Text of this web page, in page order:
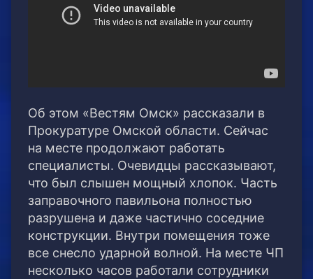
Об этом «Вестям Омск» рассказали в
Прокуратуре Омской области. Сейчас
на месте продолжают работать
специалисты. Очевидцы рассказывают,
что был слышен мощный хлопок. Часть
заправочного павильона полностью
разрушена и даже частично соседние
конструкции. Внутри помещения тоже
все снесло ударной волной. На месте ЧП
несколько часов работали сотрудники